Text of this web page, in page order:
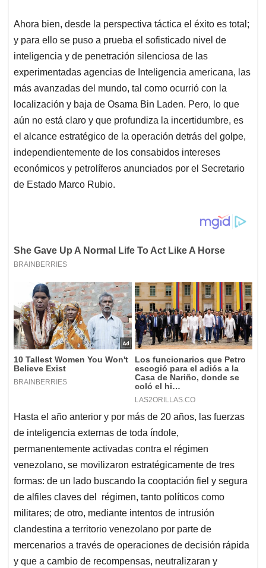
Ahora bien, desde la perspectiva táctica el éxito es total;
y para ello se puso a prueba el sofisticado nivel de
inteligencia y de penetración silenciosa de las
experimentadas agencias de Inteligencia americana, las
más avanzadas del mundo, tal como ocurrió con la
localización y baja de Osama Bin Laden. Pero, lo que
aún no está claro y que profundiza la incertidumbre, es
el alcance estratégico de la operación detrás del golpe,
independientemente de los consabidos intereses
económicos y petrolíferos anunciados por el Secretario
de Estado Marco Rubio.
Hasta el año anterior y por más de 20 años, las fuerzas
de inteligencia externas de toda índole,
permanentemente activadas contra el régimen
venezolano, se movilizaron estratégicamente de tres
formas: de un lado buscando la cooptación fiel y segura
de alfiles claves del régimen, tanto políticos como
militares; de otro, mediante intentos de intrusión
clandestina a territorio venezolano por parte de
mercenarios a través de operaciones de decisión rápida
y que a cambio de recompensas, neutralizaran y